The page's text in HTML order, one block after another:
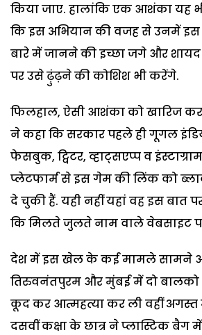
किया जाए. हालांकि एक आशंका यह
कि इस अभियान की वजह से उनमें
बारे में जानने की इच्छा जगे और शायद
पर उसे ढ़ुंढ़ने की कोशिश भी करेंगे.
फिलहाल, ऐसी आशंका को खारिज
ने कहा कि सरकार पहले ही गूगल
फेसबुक, ट्विटर, व्हाट्सएप्प व
प्लेटफार्म से इस गेम की लिंक को
दे चुकी हैं. यही नहीं यहां वह इस बात
कि मिलते जुलते नाम वाले वेबसाइट
देश में इस खेल के कई मामले सामने
तिरुवनंतपुरम और मुंबई में दो
कूद कर आत्महत्या कर ली वहीं अगस्त
दसवीं कक्षा के छात्र ने प्लास्टिक